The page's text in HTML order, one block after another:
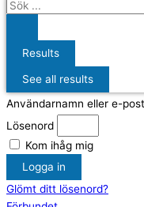
Results
See all results
Användarnamn eller e-
Lösenord
Kom ihåg mig
Logga in
Glömt ditt lösenord?